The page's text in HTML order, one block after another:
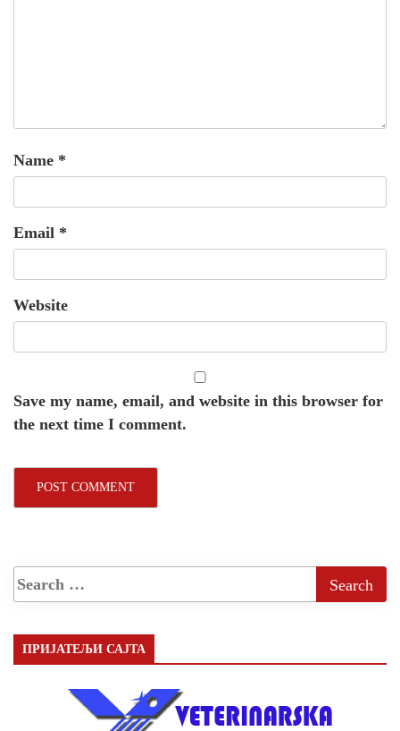
Name *
Email *
Website
Save my name, email, and website in this browser for
the next time I comment.
ПРИЈАТЕЉИ САЈТА